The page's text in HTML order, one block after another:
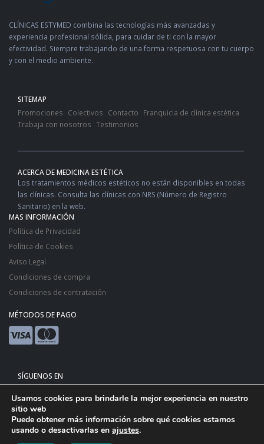
CLÍNICAS ESTYMED combina las tecnologías más avanzadas y
experiencia profesional sólida, para cuidar de ti con la mayor
efectividad. Siempre trabajando de una forma respetuosa con tu cuerpo
y con el medio ambiente.
SITEMAP
Promociones
Colectivos Contacto
Franquicia de clínica estética
Trabaja con nosotros Testimonios
ACERCA DE MEDICINA ESTÉTICA
Los tratamientos médicos estéticos no están disponibles en todas
las clínicas. Consulta las clínicas con NRS (Número de Registro
Sanitario) en la web.
MAS INFORMACIÓN
Política de Privacidad
Política de Cookies
Aviso Legal
Condiciones de compra
Condiciones de contratación
MÉTODOS DE PAGO
SÍGUENOS EN
Usamos cookies para brindarle la mejor experiencia en nuestro
sitio web
Puede obtener más información sobre qué cookies estamos
usando o desactivarlas en ajustes.